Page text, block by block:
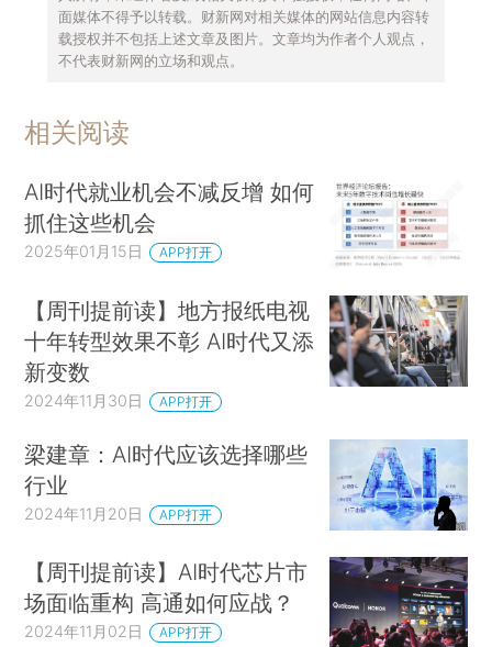
面媒体不得予以转载。财新网对相关媒体的网站信息内容转
载授权并不包括上述文章及图片。文章均为作者个人观点，
不代表财新网的立场和观点。
相关阅读
AI时代就业机会不减反增 如何
抓住这些机会
2025年01月15日 APP打开
【周刊提前读】地方报纸电视
十年转型效果不彰 AI时代又添
新变数
2024年11月30日 APP打开
梁建章：AI时代应该选择哪些
行业
2024年11月20日 APP打开
【周刊提前读】AI时代芯片市
场面临重构 高通如何应战？
2024年11月02日 APP打开